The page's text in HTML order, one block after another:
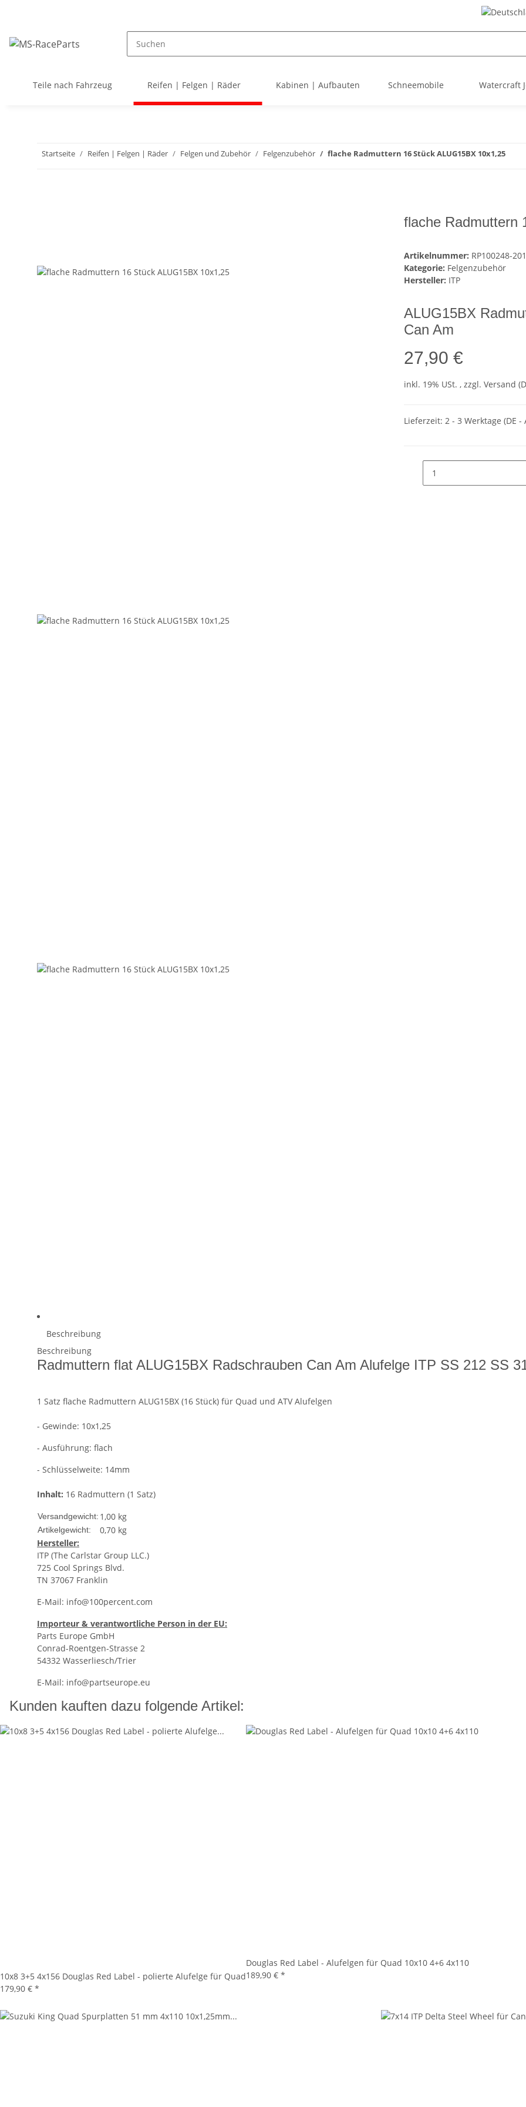
Teile nach Fahrzeug Reifen | Felgen | Räder Kabinen | Aufbauten Schneemobile Watercraft
Startseite Reifen | Felgen | Räder Felgen und Zubehör Felgenzubehör flache Radmuttern 16 Stück ALUG15BX 10x1,25
flache Radmuttern
Artikelnummer: RP100248-
Kategorie: Felgenzubehör
Hersteller: ITP
ALUG15BX
Can Am
27,90 €
inkl. 19% USt. , zzgl. Versand
Lieferzeit: 2 - 3 Werktage (DE
Beschreibung
Beschreibung
Radmuttern flat ALUG15BX Radschrauben Can Am Alufelge ITP SS 212 SS
1 Satz flache Radmuttern ALUG15BX (16 Stück) für Quad und ATVAlufelgen
- Gewinde: 10x1,25
- Ausführung: flach
- Schlüsselweite: 14mm
Inhalt: 16 Radmuttern (1 Satz)
Versandgewicht: 1,00 kg
Artikelgewicht: 0,70 kg
Hersteller:
ITP (The Carlstar Group LLC.)
725 Cool Springs Blvd.
TN 37067 Franklin
E-Mail: info@100percent.com
Importeur & verantwortliche Person in der EU:
Parts Europe GmbH
Conrad-Roentgen-Strasse 2
54332 Wasserliesch/Trier
E-Mail: info@partseurope.eu
Kunden kauften dazu folgende Artikel:
10x8 3+5 4x156 Douglas Red Label - polierte Alufelge für Quad
179,90 € *
Douglas Red Label - Alufelgen für Quad 10x10 4+6 4x110
189,90 € *